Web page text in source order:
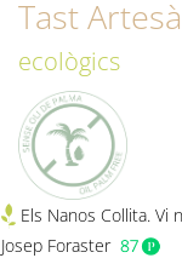
Tast
ecològics
Els Nanos Collita. Vi
Josep Foraster